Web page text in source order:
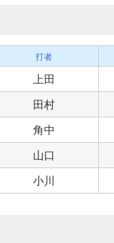
打者
上田
田村
角中
山口
小川